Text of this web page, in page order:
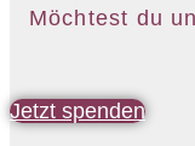
Möchtest du
Jetzt spenden